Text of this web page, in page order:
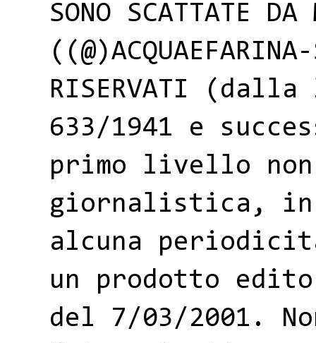
SONO SCATTATE
RISERVATI
633/1941 e
primo livello
giornalistica, in
alcuna
un prodotto
del 7/03/2001.